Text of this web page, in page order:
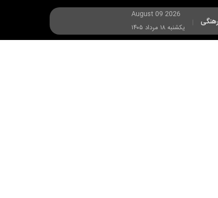
|
August 09 2026
يکشنبه ۱۸ مرداد ۱۴۰۵